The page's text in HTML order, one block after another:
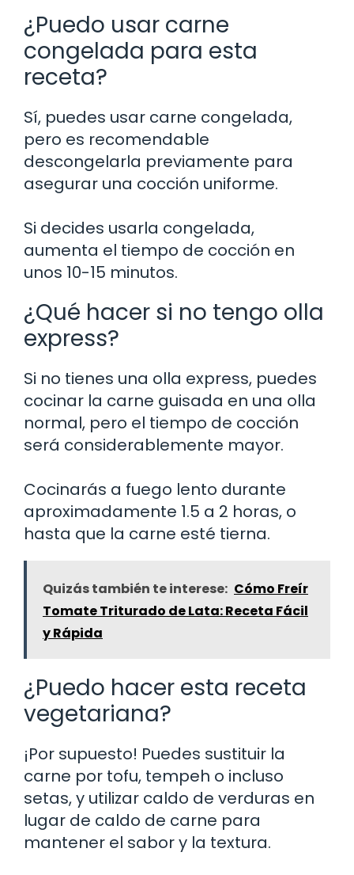
¿Puedo usar carne
congelada para esta
receta?
Sí, puedes usar carne congelada,
pero es recomendable
descongelarla previamente para
asegurar una cocción uniforme.
Si decides usarla congelada,
aumenta el tiempo de cocción en
unos 10-15 minutos.
¿Qué hacer si no tengo olla
express?
Si no tienes una olla express, puedes
cocinar la carne guisada en una olla
normal, pero el tiempo de cocción
será considerablemente mayor.
Cocinarás a fuego lento durante
aproximadamente 1.5 a 2 horas, o
hasta que la carne esté tierna.
Quizás también te interese: Cómo Freír
Tomate Triturado de Lata: Receta Fácil
y Rápida
¿Puedo hacer esta receta
vegetariana?
¡Por supuesto! Puedes sustituir la
carne por tofu, tempeh o incluso
setas, y utilizar caldo de verduras en
lugar de caldo de carne para
mantener el sabor y la textura.